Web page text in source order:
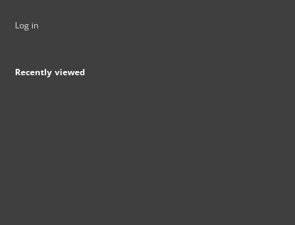
Log in
Recently viewed